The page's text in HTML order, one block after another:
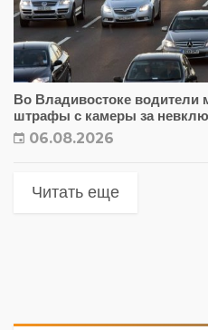
Во Владивостоке водители
штрафы с камеры за
06.08.2026
Читать еще